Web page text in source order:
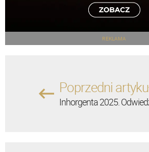
REKLAMA
Poprzedni
Inhorgenta 2025.